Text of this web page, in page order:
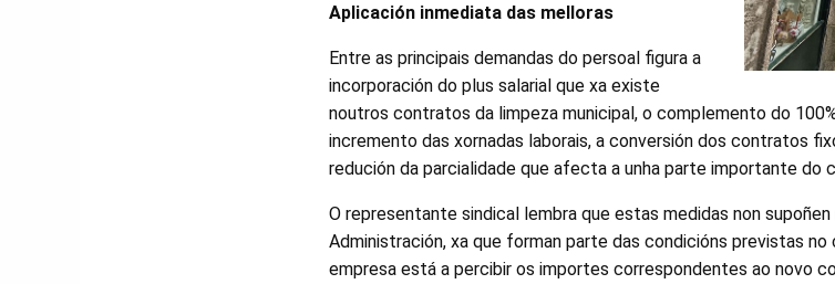
Aplicación inmediata das melloras
Entre as principais demandas do persoal figura a
incorporación do plus salarial que xa existe
noutros contratos da limpeza municipal, o complemento do
incremento das xornadas laborais, a conversión dos contratos
redución da parcialidade que afecta a unha parte importante do
O representante sindical lembra que estas medidas non
Administración, xa que forman parte das condicións previstas
empresa está a percibir os importes correspondentes ao novo